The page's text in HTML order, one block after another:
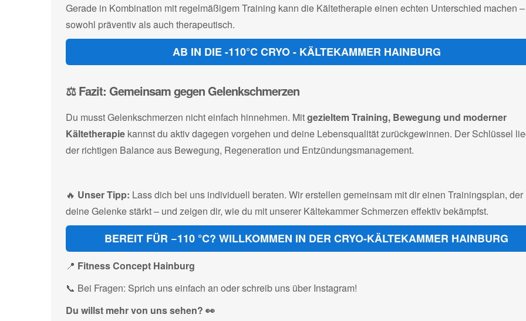
Gerade in Kombination mit regelmäßigem Training kann die Kältetherapie einen echten Unterschied machen –
sowohl präventiv als auch therapeutisch.
AB IN DIE -110°C CRYO - KÄLTEKAMMER HAINBURG
⚖️ Fazit: Gemeinsam gegen Gelenkschmerzen
Du musst Gelenkschmerzen nicht einfach hinnehmen. Mitgezieltem Training, Bewegung und moderner
Kältetherapie kannst du aktiv dagegen vorgehen und deine Lebensqualität zurückgewinnen. Der Schlüssel
der richtigen Balance aus Bewegung, Regeneration und Entzündungsmanagement.
🔥 Unser Tipp: Lass dich bei uns individuell beraten. Wir erstellen gemeinsam mit dir einen Trainingsplan, der
deine Gelenke stärkt – und zeigen dir, wie du mit unserer Kältekammer Schmerzen effektiv bekämpfst.
BEREIT FÜR −110 °C? WILLKOMMEN IN DER CRYO-KÄLTEKAMMER HAINBURG
📍 Fitness Concept Hainburg
📞 Bei Fragen: Sprich uns einfach an oder schreib uns über Instagram!
Du willst mehr von uns sehen? 👀